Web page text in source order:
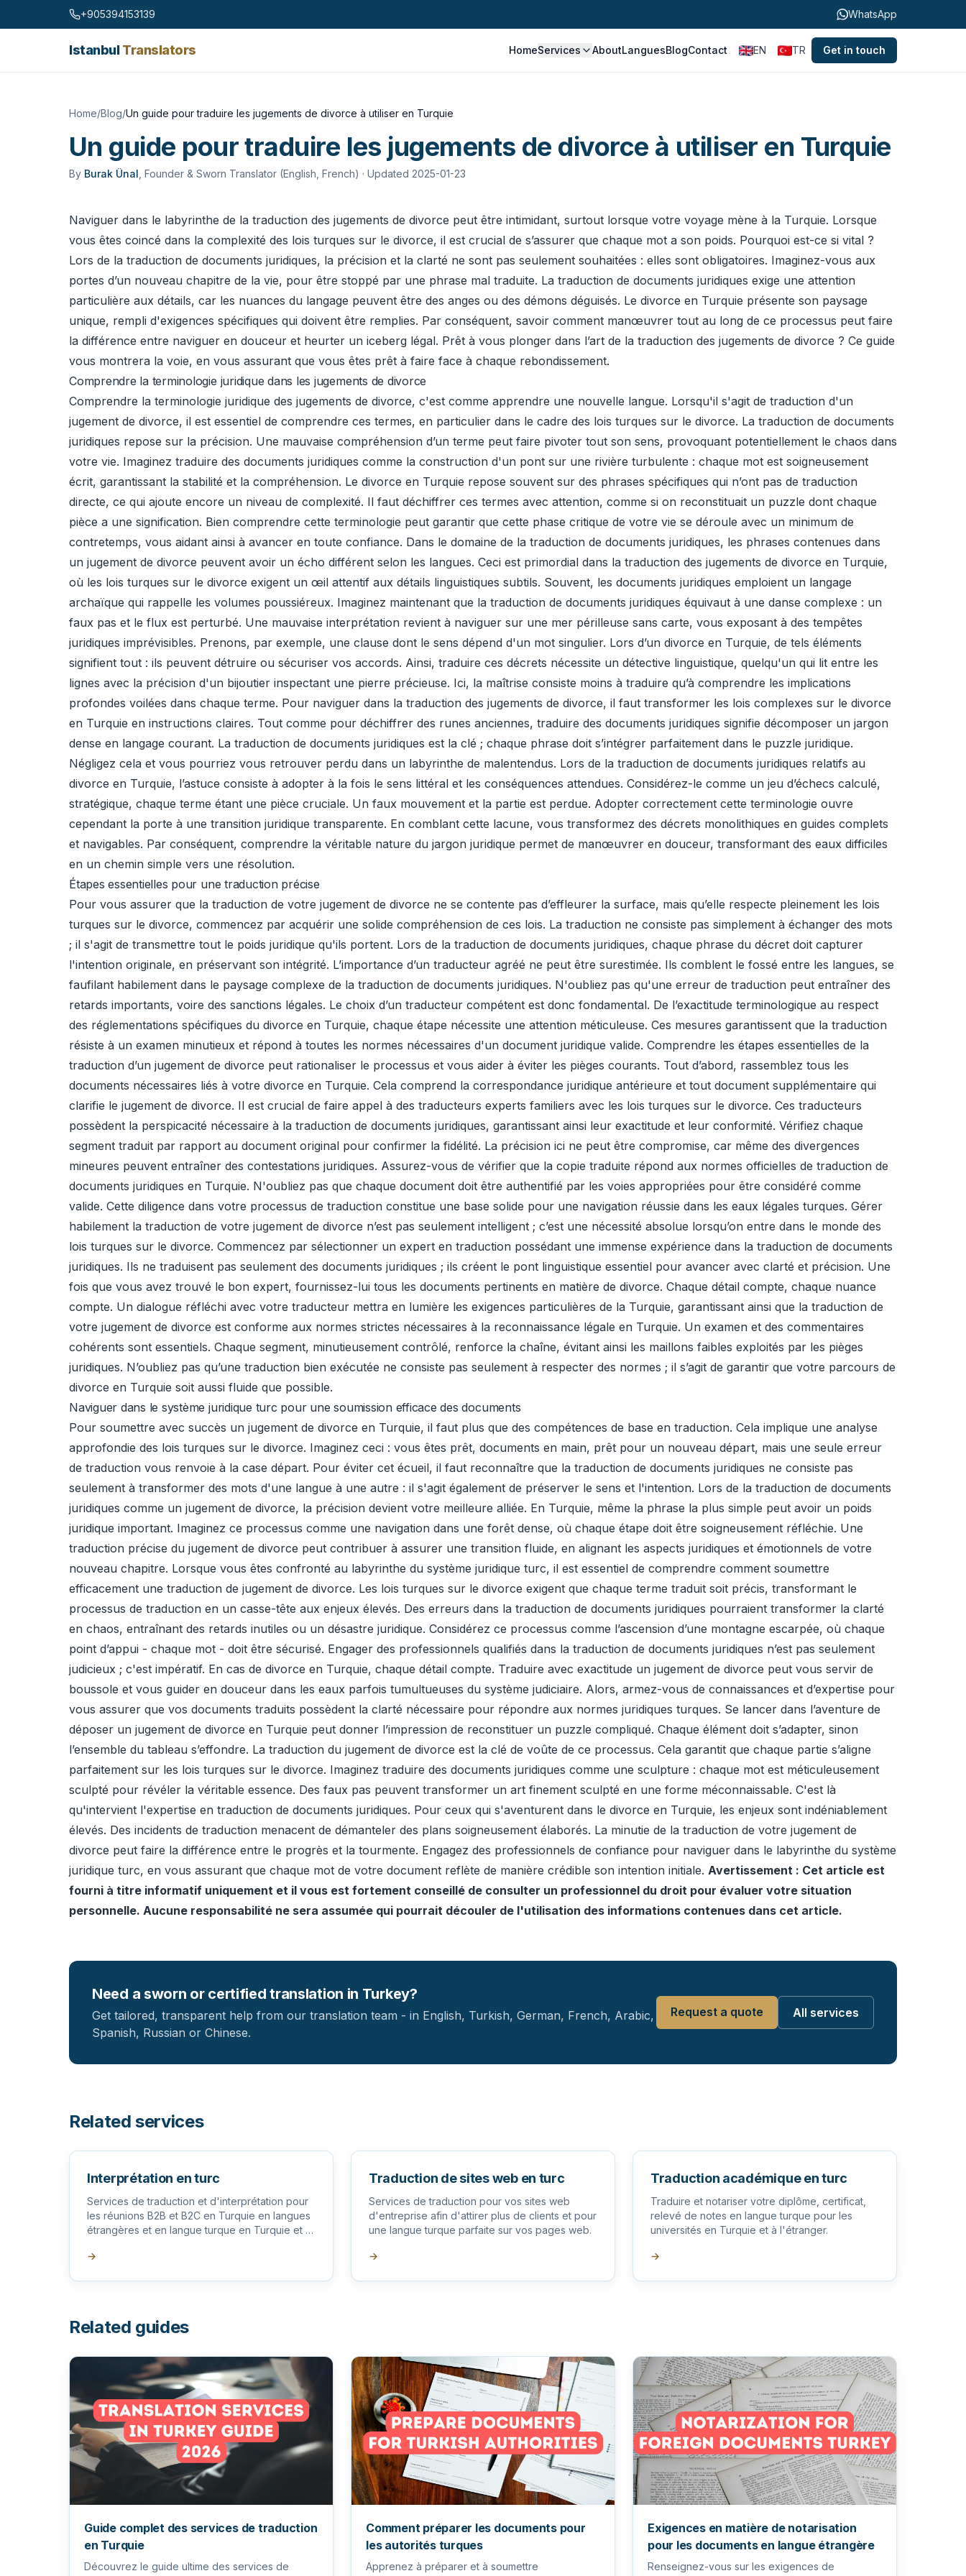
Skip to content +905394153139 WhatsApp
IstanbulTranslators HomeServices AboutLanguesBlogContact EN TR Get in touch
Home/Blog/Un guide pour traduire les jugements de divorce à utiliser en Turquie
Un guide pour traduire les jugements de divorce à utiliser en Turquie
By Burak Ünal Founder & Sworn Translator (English, French) · Updated 2025-01-23
Naviguer dans le labyrinthe de la traduction des jugements de divorce peut être intimidant, surtout lorsque votre voyage mène à la Turquie. Lorsque
vous êtes coincé dans la complexité des lois turques sur le divorce, il est crucial de s’assurer que chaque mot a son poids. Pourquoi est-ce si vital ?
Lors de la traduction de documents juridiques, la précision et la clarté ne sont pas seulement souhaitées : elles sont obligatoires. Imaginez-vous aux
portes d’un nouveau chapitre de la vie, pour être stoppé par une phrase mal traduite. La traduction de documents juridiques exige une attention
particulière aux détails, car les nuances du langage peuvent être des anges ou des démons déguisés. Le divorce en Turquie présente son paysage
unique, rempli d'exigences spécifiques qui doivent être remplies. Par conséquent, savoir comment manœuvrer tout au long de ce processus peut faire
la différence entre naviguer en douceur et heurter un iceberg légal. Prêt à vous plonger dans l’art de la traduction des jugements de divorce ? Ce guide
vous montrera la voie, en vous assurant que vous êtes prêt à faire face à chaque rebondissement.
Comprendre la terminologie juridique dans les jugements de divorce
Comprendre la terminologie juridique des jugements de divorce, c'est comme apprendre une nouvelle langue. Lorsqu'il s'agit de traduction d'un
jugement de divorce, il est essentiel de comprendre ces termes, en particulier dans le cadre des lois turques sur le divorce. La traduction de documents
juridiques repose sur la précision. Une mauvaise compréhension d’un terme peut faire pivoter tout son sens, provoquant potentiellement le chaos dans
votre vie. Imaginez traduire des documents juridiques comme la construction d'un pont sur une rivière turbulente : chaque mot est soigneusement
écrit, garantissant la stabilité et la compréhension. Le divorce en Turquie repose souvent sur des phrases spécifiques qui n’ont pas de traduction
directe, ce qui ajoute encore un niveau de complexité. Il faut déchiffrer ces termes avec attention, comme si on reconstituait un puzzle dont chaque
pièce a une signification. Bien comprendre cette terminologie peut garantir que cette phase critique de votre vie se déroule avec un minimum de
contretemps, vous aidant ainsi à avancer en toute confiance. Dans le domaine de la traduction de documents juridiques, les phrases contenues dans
un jugement de divorce peuvent avoir un écho différent selon les langues. Ceci est primordial dans la traduction des jugements de divorce en Turquie,
où les lois turques sur le divorce exigent un œil attentif aux détails linguistiques subtils. Souvent, les documents juridiques emploient un langage
archaïque qui rappelle les volumes poussiéreux. Imaginez maintenant que la traduction de documents juridiques équivaut à une danse complexe : un
faux pas et le flux est perturbé. Une mauvaise interprétation revient à naviguer sur une mer périlleuse sans carte, vous exposant à des tempêtes
juridiques imprévisibles. Prenons, par exemple, une clause dont le sens dépend d'un mot singulier. Lors d’un divorce en Turquie, de tels éléments
signifient tout : ils peuvent détruire ou sécuriser vos accords. Ainsi, traduire ces décrets nécessite un détective linguistique, quelqu'un qui lit entre les
lignes avec la précision d'un bijoutier inspectant une pierre précieuse. Ici, la maîtrise consiste moins à traduire qu’à comprendre les implications
profondes voilées dans chaque terme. Pour naviguer dans la traduction des jugements de divorce, il faut transformer les lois complexes sur le divorce
en Turquie en instructions claires. Tout comme pour déchiffrer des runes anciennes, traduire des documents juridiques signifie décomposer un jargon
dense en langage courant. La traduction de documents juridiques est la clé ; chaque phrase doit s’intégrer parfaitement dans le puzzle juridique.
Négligez cela et vous pourriez vous retrouver perdu dans un labyrinthe de malentendus. Lors de la traduction de documents juridiques relatifs au
divorce en Turquie, l’astuce consiste à adopter à la fois le sens littéral et les conséquences attendues. Considérez-le comme un jeu d’échecs calculé,
stratégique, chaque terme étant une pièce cruciale. Un faux mouvement et la partie est perdue. Adopter correctement cette terminologie ouvre
cependant la porte à une transition juridique transparente. En comblant cette lacune, vous transformez des décrets monolithiques en guides complets
et navigables. Par conséquent, comprendre la véritable nature du jargon juridique permet de manœuvrer en douceur, transformant des eaux difficiles
en un chemin simple vers une résolution.
Étapes essentielles pour une traduction précise
Pour vous assurer que la traduction de votre jugement de divorce ne se contente pas d’effleurer la surface, mais qu’elle respecte pleinement les lois
turques sur le divorce, commencez par acquérir une solide compréhension de ces lois. La traduction ne consiste pas simplement à échanger des mots
; il s'agit de transmettre tout le poids juridique qu'ils portent. Lors de la traduction de documents juridiques, chaque phrase du décret doit capturer
l'intention originale, en préservant son intégrité. L’importance d’un traducteur agréé ne peut être surestimée. Ils comblent le fossé entre les langues, se
faufilant habilement dans le paysage complexe de la traduction de documents juridiques. N'oubliez pas qu'une erreur de traduction peut entraîner des
retards importants, voire des sanctions légales. Le choix d’un traducteur compétent est donc fondamental. De l’exactitude terminologique au respect
des réglementations spécifiques du divorce en Turquie, chaque étape nécessite une attention méticuleuse. Ces mesures garantissent que la traduction
résiste à un examen minutieux et répond à toutes les normes nécessaires d'un document juridique valide. Comprendre les étapes essentielles de la
traduction d’un jugement de divorce peut rationaliser le processus et vous aider à éviter les pièges courants. Tout d’abord, rassemblez tous les
documents nécessaires liés à votre divorce en Turquie. Cela comprend la correspondance juridique antérieure et tout document supplémentaire qui
clarifie le jugement de divorce. Il est crucial de faire appel à des traducteurs experts familiers avec les lois turques sur le divorce. Ces traducteurs
possèdent la perspicacité nécessaire à la traduction de documents juridiques, garantissant ainsi leur exactitude et leur conformité. Vérifiez chaque
segment traduit par rapport au document original pour confirmer la fidélité. La précision ici ne peut être compromise, car même des divergences
mineures peuvent entraîner des contestations juridiques. Assurez-vous de vérifier que la copie traduite répond aux normes officielles de traduction de
documents juridiques en Turquie. N'oubliez pas que chaque document doit être authentifié par les voies appropriées pour être considéré comme
valide. Cette diligence dans votre processus de traduction constitue une base solide pour une navigation réussie dans les eaux légales turques. Gérer
habilement la traduction de votre jugement de divorce n’est pas seulement intelligent ; c’est une nécessité absolue lorsqu’on entre dans le monde des
lois turques sur le divorce. Commencez par sélectionner un expert en traduction possédant une immense expérience dans la traduction de documents
juridiques. Ils ne traduisent pas seulement des documents juridiques ; ils créent le pont linguistique essentiel pour avancer avec clarté et précision. Une
fois que vous avez trouvé le bon expert, fournissez-lui tous les documents pertinents en matière de divorce. Chaque détail compte, chaque nuance
compte. Un dialogue réfléchi avec votre traducteur mettra en lumière les exigences particulières de la Turquie, garantissant ainsi que la traduction de
votre jugement de divorce est conforme aux normes strictes nécessaires à la reconnaissance légale en Turquie. Un examen et des commentaires
cohérents sont essentiels. Chaque segment, minutieusement contrôlé, renforce la chaîne, évitant ainsi les maillons faibles exploités par les pièges
juridiques. N’oubliez pas qu’une traduction bien exécutée ne consiste pas seulement à respecter des normes ; il s’agit de garantir que votre parcours de
divorce en Turquie soit aussi fluide que possible.
Naviguer dans le système juridique turc pour une soumission efficace des documents
Pour soumettre avec succès un jugement de divorce en Turquie, il faut plus que des compétences de base en traduction. Cela implique une analyse
approfondie des lois turques sur le divorce. Imaginez ceci : vous êtes prêt, documents en main, prêt pour un nouveau départ, mais une seule erreur
de traduction vous renvoie à la case départ. Pour éviter cet écueil, il faut reconnaître que la traduction de documents juridiques ne consiste pas
seulement à transformer des mots d'une langue à une autre : il s'agit également de préserver le sens et l'intention. Lors de la traduction de documents
juridiques comme un jugement de divorce, la précision devient votre meilleure alliée. En Turquie, même la phrase la plus simple peut avoir un poids
juridique important. Imaginez ce processus comme une navigation dans une forêt dense, où chaque étape doit être soigneusement réfléchie. Une
traduction précise du jugement de divorce peut contribuer à assurer une transition fluide, en alignant les aspects juridiques et émotionnels de votre
nouveau chapitre. Lorsque vous êtes confronté au labyrinthe du système juridique turc, il est essentiel de comprendre comment soumettre
efficacement une traduction de jugement de divorce. Les lois turques sur le divorce exigent que chaque terme traduit soit précis, transformant le
processus de traduction en un casse-tête aux enjeux élevés. Des erreurs dans la traduction de documents juridiques pourraient transformer la clarté
en chaos, entraînant des retards inutiles ou un désastre juridique. Considérez ce processus comme l’ascension d’une montagne escarpée, où chaque
point d’appui - chaque mot - doit être sécurisé. Engager des professionnels qualifiés dans la traduction de documents juridiques n’est pas seulement
judicieux ; c'est impératif. En cas de divorce en Turquie, chaque détail compte. Traduire avec exactitude un jugement de divorce peut vous servir de
boussole et vous guider en douceur dans les eaux parfois tumultueuses du système judiciaire. Alors, armez-vous de connaissances et d’expertise pour
vous assurer que vos documents traduits possèdent la clarté nécessaire pour répondre aux normes juridiques turques. Se lancer dans l’aventure de
déposer un jugement de divorce en Turquie peut donner l’impression de reconstituer un puzzle compliqué. Chaque élément doit s’adapter, sinon
l’ensemble du tableau s’effondre. La traduction du jugement de divorce est la clé de voûte de ce processus. Cela garantit que chaque partie s’aligne
parfaitement sur les lois turques sur le divorce. Imaginez traduire des documents juridiques comme une sculpture : chaque mot est méticuleusement
sculpté pour révéler la véritable essence. Des faux pas peuvent transformer un art finement sculpté en une forme méconnaissable. C'est là
qu'intervient l'expertise en traduction de documents juridiques. Pour ceux qui s'aventurent dans le divorce en Turquie, les enjeux sont indéniablement
élevés. Des incidents de traduction menacent de démanteler des plans soigneusement élaborés. La minutie de la traduction de votre jugement de
divorce peut faire la différence entre le progrès et la tourmente. Engagez des professionnels de confiance pour naviguer dans le labyrinthe du système
juridique turc, en vous assurant que chaque mot de votre document reflète de manière crédible son intention initiale. Avertissement : Cet article est
fourni à titre informatif uniquement et il vous est fortement conseillé de consulter un professionnel du droit pour évaluer votre situation
personnelle. Aucune responsabilité ne sera assumée qui pourrait découler de l'utilisation des informations contenues dans cet article.
Need a sworn or certified translation in Turkey?
Get tailored, transparent help from our translation team - in English, Turkish, German, French, Arabic,
Spanish, Russian or Chinese.
Request a quote All services
Related services
Interprétation en turc
Services de traduction et d'interprétation pour
les réunions B2B et B2C en Turquie en langues
étrangères et en langue turque en Turquie et à
→
Traduction de sites web en turc
Services de traduction pour vos sites web
d'entreprise afin d'attirer plus de clients et pour
une langue turque parfaite sur vos pages web.
→
Traduction académique en turc
Traduire et notariser votre diplôme, certificat,
relevé de notes en langue turque pour les
universités en Turquie et à l'étranger.
→
Related guides
Guide complet des services de traduction
en Turquie
Découvrez le guide ultime des services de
Comment préparer les documents pour
les autorités turques
Apprenez à préparer et à soumettre
Exigences en matière de notarisation
pour les documents en langue étrangère
Renseignez-vous sur les exigences de